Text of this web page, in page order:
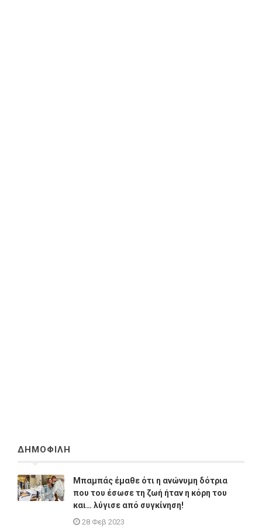
ΔΗΜΟΦΙΛΗ
Μπαμπάς έμαθε ότι η ανώνυμη δότρια
που του έσωσε τη ζωή ήταν η κόρη του
και… λύγισε από συγκίνηση!
28 Φεβ 2023